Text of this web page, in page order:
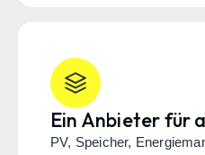
Ein Anbieter für
PV, Speicher,